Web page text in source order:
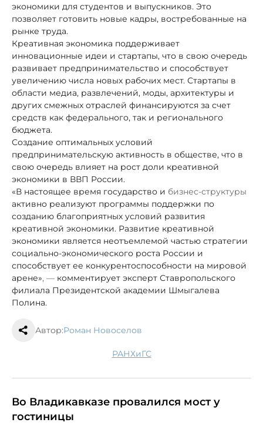
экономики для студентов и выпускников. Это
позволяет готовить новые кадры, востребованные на
рынке труда.
Креативная экономика поддерживает
инновационные идеи и стартапы, что в свою очередь
развивает предпринимательство и способствует
увеличению числа новых рабочих мест. Стартапы в
области медиа, развлечений, моды, архитектуры и
других смежных отраслей финансируются за счет
средств как федерального, так и регионального
бюджета.
Создание оптимальных условий
предпринимательскую активность в обществе, что в
свою очередь влияет на рост доли креативной
экономики в ВВП России.
«В настоящее время государство и бизнес-структуры
активно реализуют программы поддержки по
созданию благоприятных условий развития
креативной экономики. Развитие креативной
экономики является неотъемлемой частью стратегии
социально-экономического роста России и
способствует ее конкурентоспособности на мировой
арене», — комментирует эксперт Ставропольского
филиала Президентской академии Шмыгалева
Полина.
Автор:Роман Новоселов
РАНХиГС
Во Владикавказе провалился мост у
гостиницы